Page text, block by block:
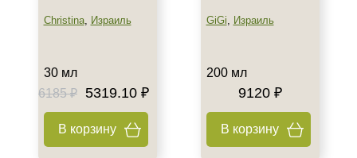
Christina, Израиль
30 мл
6185 ₽ 5319.10 ₽
В корзину
GiGi, Израиль
200 мл
9120 ₽
В корзину